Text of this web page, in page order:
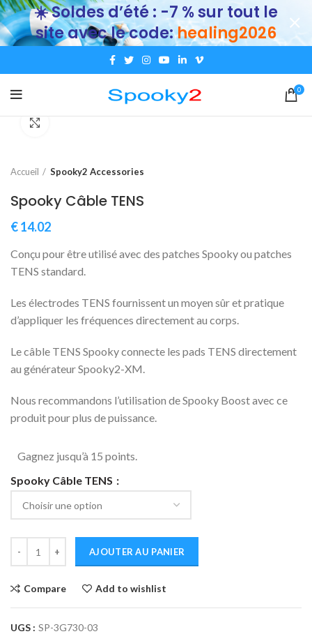
0
Accueil Spooky2 Accessories
Spooky Câble TENS
€14.02
Conçu pour être utilisé avec des patches Spooky ou patches
TENS standard.
Les électrodes TENS fournissent un moyen sûr et pratique
d’appliquer les fréquences directement au corps.
Le câble TENS Spooky connecte les pads TENS directement
au générateur Spooky2-XM.
Nous recommandons l’utilisation de Spooky Boost avec ce
produit pour plus de puissance.
Gagnez jusqu’à 15 points.
Spooky Câble TENS
AJOUTER AU PANIER
Compare Add to wishlist
UGS : SP-3G730-03
☀️ Soldes d’été : -7 % sur tout le
site avec le code:healing2026